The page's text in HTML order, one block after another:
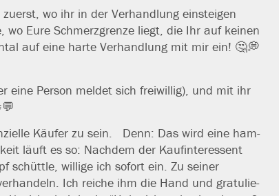
wo ihr in der Verhandlung ein­stei­gen
Eure Schmerzgrenze liegt, die Ihr auf kei­nen
auf eine har­te Verhandlung mit mir ein! 🤔💭
eine Person mel­det sich frei­wil­lig), und mit ihr
Käufer zu sein. Denn: Das wird eine ham­
läuft es so: Nachdem der Kaufinteressent
schütt­le, wil­li­ge ich sofort ein. Zu sei­ner
Ich rei­che ihm die Hand und gra­tu­lie­